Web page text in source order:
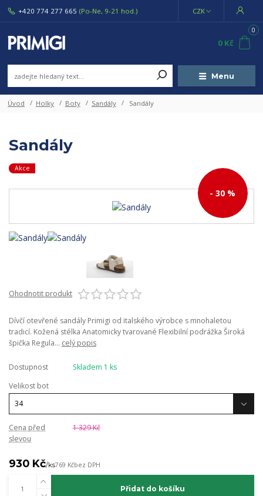
Menu
CZK
+420 774 277 665 (Po-Ne, 9-21 hod.)
0
0 Kč
Úvod Holky Boty Sandály Sandály
Sandály
Akce
- 30 %
Ohodnotit produkt
Dívčí otevřené sandály Primigi od italského výrobce s mnohaletou
tradicí. Kožená stélka Anatomicky tvarované Flexibilní podrážka Široká
špička Regula... celý popis
Dostupnost
Skladem 1 ks
Velikost bot
Cena před
slevou
1 329 Kč
930 Kč/ks769 Kčbez DPH
Přidat do košíku